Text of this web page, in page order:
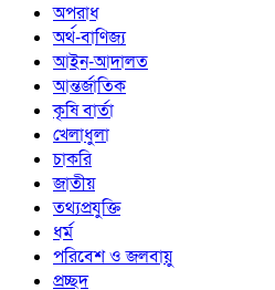
অপরাধ
অর্থ-বাণিজ্য
আইন-আদালত
আন্তর্জাতিক
কৃষি বার্তা
খেলাধুলা
চাকরি
জাতীয়
তথ্যপ্রযুক্তি
ধর্ম
পরিবেশ ও জলবায়ু
প্রচ্ছদ